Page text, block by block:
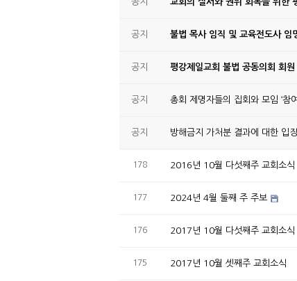
공지 불법 목사 임직 및 교육전도사 임
공지 평강제일교회 불법 공동의회 회
공지 총회 제명자들의 집회와 모임 ‘참
공지 방해금지 가처분 결과에 대한 입
178 2016년 10월 다섯째주 교회소식
177 2024년 4월 둘째 주 주보
176 2017년 10월 다섯째주 교회소식
175 2017년 10월 셋째주 교회소식